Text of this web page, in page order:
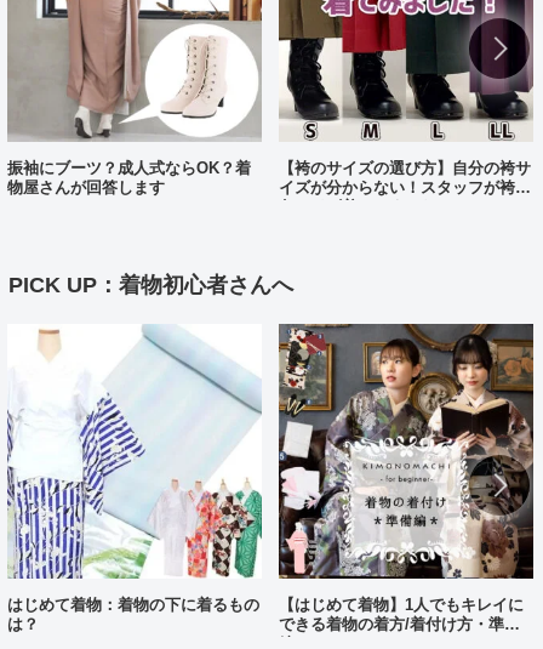
振袖にブーツ？成人式ならOK？着
物屋さんが回答します
【袴のサイズの選び方】自分の袴サ
イズが分からない！スタッフが袴、
PICK UP：着物初心者さんへ
はじめて着物：着物の下に着るもの
は？
【はじめて着物】1人でもキレイに
できる着物の着方/着付け方・準備